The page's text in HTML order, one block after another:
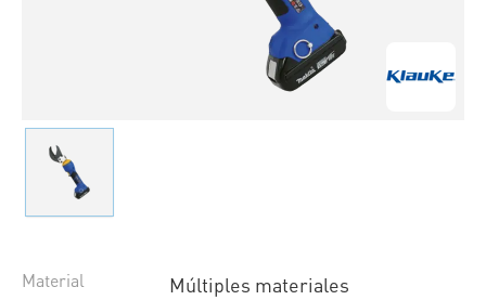
Material Múltiples materiales